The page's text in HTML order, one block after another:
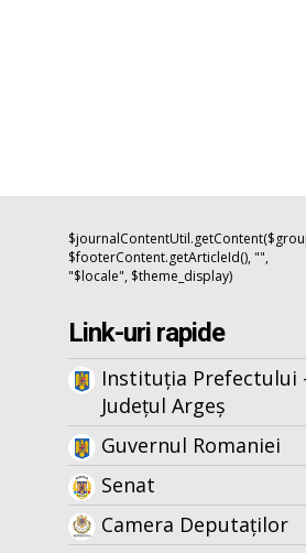
$footerContent.getArticleId(), "",
"$locale", $theme_display)
Link-uri rapide
Instituția Prefectului
Județul Argeș
Guvernul Romaniei
Senat
Camera Deputaților